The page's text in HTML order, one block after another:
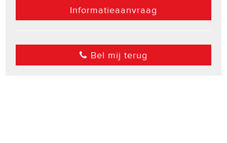
Informatieaanvraag
Bel mij terug